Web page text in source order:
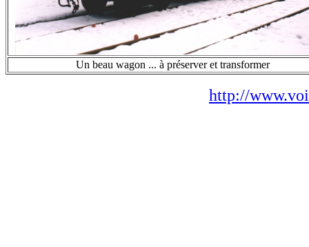
Un beau wagon ... à préserver et transformer
http://